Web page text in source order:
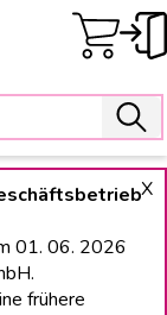
X
01. 06. 2026
frühere